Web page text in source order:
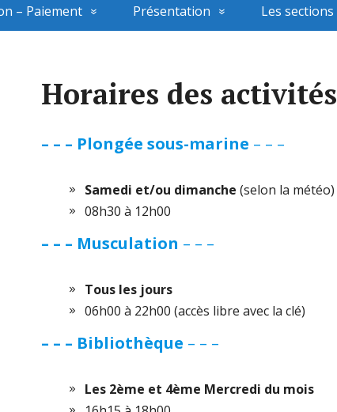
– Paiement Présentation Les sections
Horaires des activités
– – – Plongée sous-marine – – –
Samedi et/ou dimanche (selon la météo)
08h30 à 12h00
– – – Musculation – – –
Tous les jours
06h00 à 22h00 (accès libre avec la clé)
– – – Bibliothèque – – –
Les 2ème et 4ème Mercredi du mois